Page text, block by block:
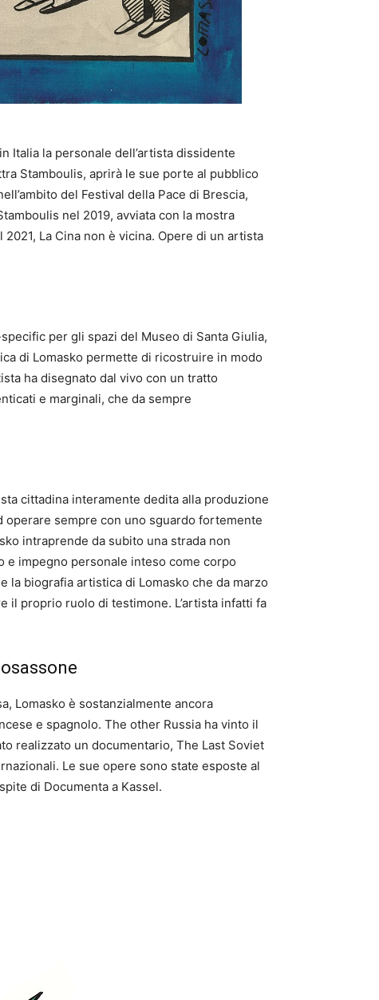
Italia la personale dell’artista dissidente
Stamboulis, aprirà le sue porte al pubblico
del Festival della Pace di Brescia,
nel 2019, avviata con la mostra
La Cina non è vicina. Opere di un artista
per gli spazi del Museo di Santa Giulia,
di Lomasko permette di ricostruire in modo
ha disegnato dal vivo con un tratto
e marginali, che da sempre
cittadina interamente dedita alla produzione
operare sempre con uno sguardo fortemente
intraprende da subito una strada non
impegno personale inteso come corpo
la biografia artistica di Lomasko che da marzo
il proprio ruolo di testimone. L’artista infatti fa
Lomasko è sostanzialmente ancora
e spagnolo. The other Russia ha vinto il
realizzato un documentario, The Last Soviet
Le sue opere sono state esposte al
di Documenta a Kassel.